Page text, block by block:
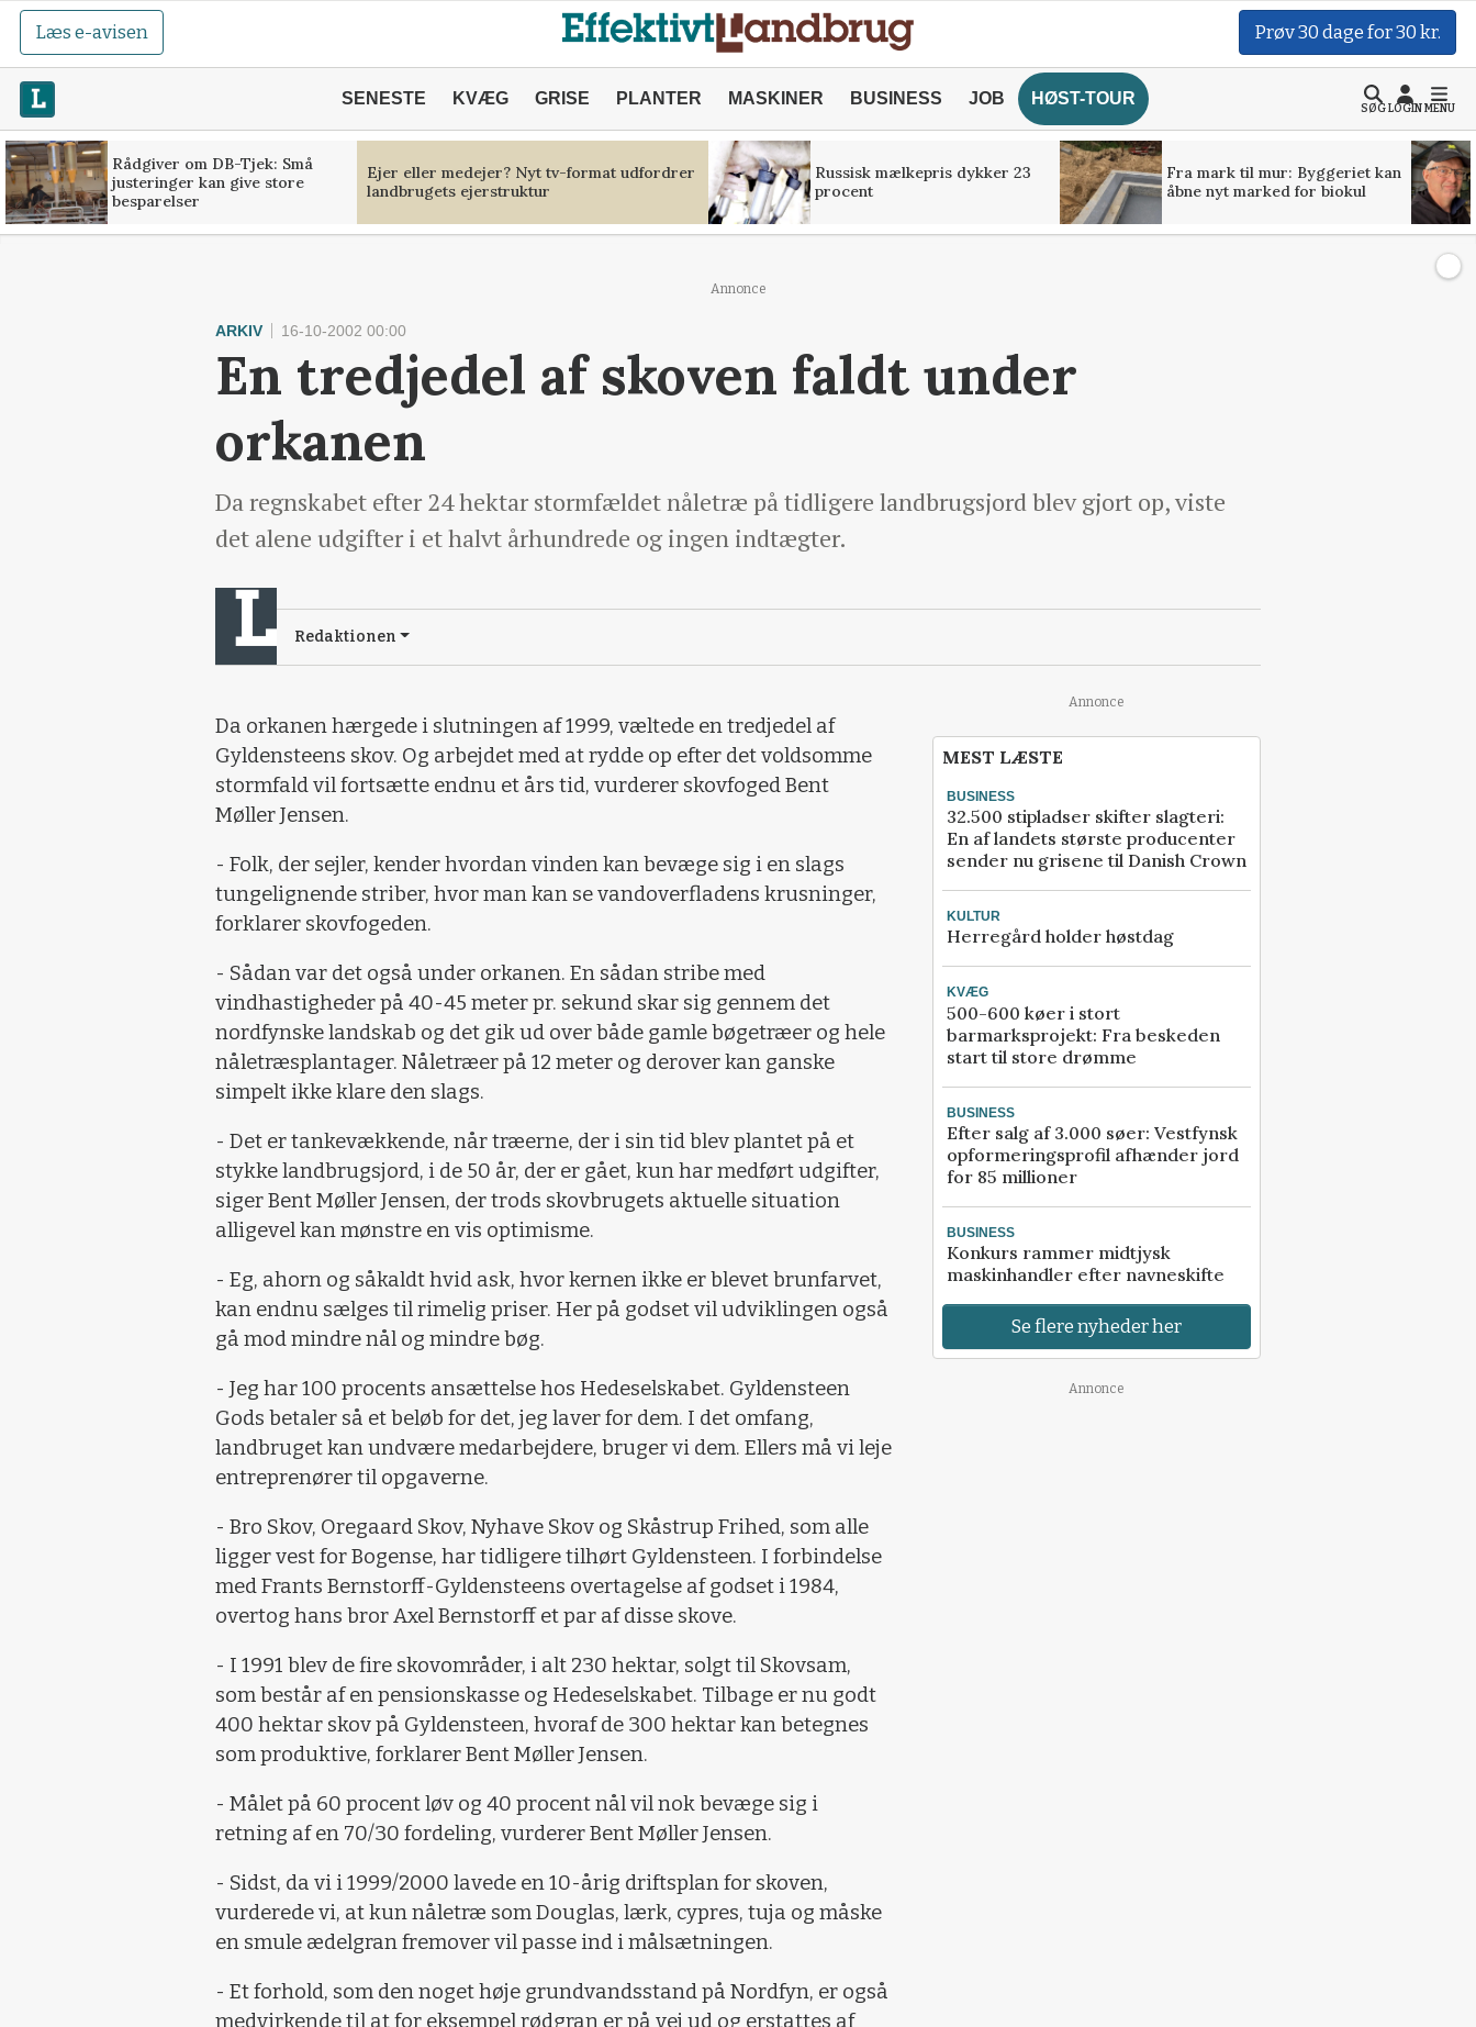
Læs e-avisen Prøv 30 dage for 30 kr.
SENESTE KVÆG GRISE PLANTER MASKINER BUSINESS JOB HØST-TOUR
SØGLOGINMENU
Rådgiver om DB-Tjek: Små
justeringer kan give store
besparelser
Ejer eller medejer? Nyt tv-format udfordrer
landbrugets ejerstruktur
Russisk mælkepris dykker 23
procent
Fra mark til mur: Byggeriet kan
åbne nyt marked for biokul
Annonce
ARKIV 16-10-2002 00:00
En tredjedel af skoven faldt under
orkanen
Da regnskabet efter 24 hektar stormfældet nåletræ på tidligere landbrugsjord blev gjort op, viste
det alene udgifter i et halvt århundrede og ingen indtægter.
Redaktionen
Da orkanen hærgede i slutningen af 1999, væltede en tredjedel af
Gyldensteens skov. Og arbejdet med at rydde op efter det voldsomme
stormfald vil fortsætte endnu et års tid, vurderer skovfoged Bent
Møller Jensen.
- Folk, der sejler, kender hvordan vinden kan bevæge sig i en slags
tungelignende striber, hvor man kan se vandoverfladens krusninger,
forklarer skovfogeden.
- Sådan var det også under orkanen. En sådan stribe med
vindhastigheder på 40-45 meter pr. sekund skar sig gennem det
nordfynske landskab og det gik ud over både gamle bøgetræer og hele
nåletræsplantager. Nåletræer på 12 meter og derover kan ganske
simpelt ikke klare den slags.
- Det er tankevækkende, når træerne, der i sin tid blev plantet på et
stykke landbrugsjord, i de 50 år, der er gået, kun har medført udgifter,
siger Bent Møller Jensen, der trods skovbrugets aktuelle situation
alligevel kan mønstre en vis optimisme.
- Eg, ahorn og såkaldt hvid ask, hvor kernen ikke er blevet brunfarvet,
kan endnu sælges til rimelig priser. Her på godset vil udviklingen også
gå mod mindre nål og mindre bøg.
- Jeg har 100 procents ansættelse hos Hedeselskabet. Gyldensteen
Gods betaler så et beløb for det, jeg laver for dem. I det omfang,
landbruget kan undvære medarbejdere, bruger vi dem. Ellers må vi leje
entreprenører til opgaverne.
- Bro Skov, Oregaard Skov, Nyhave Skov og Skåstrup Frihed, som alle
ligger vest for Bogense, har tidligere tilhørt Gyldensteen. I forbindelse
med Frants Bernstorff-Gyldensteens overtagelse af godset i 1984,
overtog hans bror Axel Bernstorff et par af disse skove.
- I 1991 blev de fire skovområder, i alt 230 hektar, solgt til Skovsam,
som består af en pensionskasse og Hedeselskabet. Tilbage er nu godt
400 hektar skov på Gyldensteen, hvoraf de 300 hektar kan betegnes
som produktive, forklarer Bent Møller Jensen.
- Målet på 60 procent løv og 40 procent nål vil nok bevæge sig i
retning af en 70/30 fordeling, vurderer Bent Møller Jensen.
- Sidst, da vi i 1999/2000 lavede en 10-årig driftsplan for skoven,
vurderede vi, at kun nåletræ som Douglas, lærk, cypres, tuja og måske
en smule ædelgran fremover vil passe ind i målsætningen.
- Et forhold, som den noget høje grundvandsstand på Nordfyn, er også
medvirkende til at for eksempel rødgran er på vej ud og erstattes af
Annonce
MEST LÆSTE
BUSINESS
32.500 stipladser skifter slagteri:
En af landets største producenter
sender nu grisene til Danish Crown
KULTUR
Herregård holder høstdag
KVÆG
500-600 køer i stort
barmarksprojekt: Fra beskeden
start til store drømme
BUSINESS
Efter salg af 3.000 søer: Vestfynsk
opformeringsprofil afhænder jord
for 85 millioner
BUSINESS
Konkurs rammer midtjysk
maskinhandler efter navneskifte
Se flere nyheder her
Annonce